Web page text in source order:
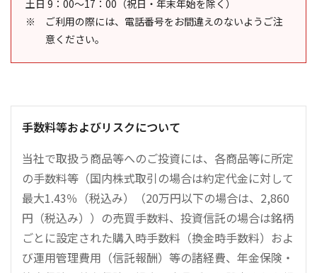
土日 9：00～17：00（祝日・年末年始を除く）
ご利用の際には、電話番号をお間違えのないようご注
意ください。
手数料等およびリスクについて
当社で取扱う商品等へのご投資には、各商品等に所定
の手数料等（国内株式取引の場合は約定代金に対して
最大1.43％（税込み）（20万円以下の場合は、2,860
円（税込み））の売買手数料、投資信託の場合は銘柄
ごとに設定された購入時手数料（換金時手数料）およ
び運用管理費用（信託報酬）等の諸経費、年金保険・